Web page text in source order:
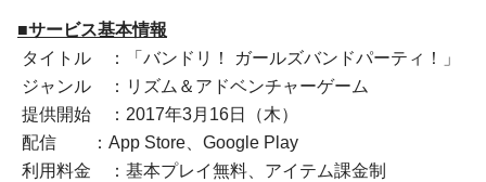
■サービス基本情報
タイトル ：「バンドリ！ ガールズバンドパーティ！」
ジャンル ：リズム＆アドベンチャーゲーム
提供開始 ：2017年3月16日（木）
配信 ：App Store、Google Play
利用料金 ：基本プレイ無料、アイテム課金制